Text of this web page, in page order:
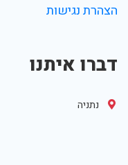
הצהרת נגישות
דברו איתנו
נתניה